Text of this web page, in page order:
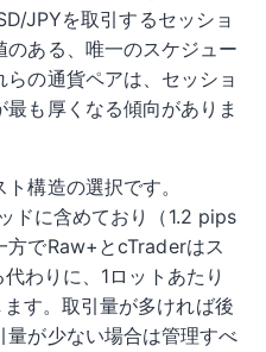
JPYを取引するセッショ
ある、唯一のスケジュー
の通貨ペアは、セッショ
も厚くなる傾向がありま
構造の選択です。
ドに含めており（1.2 pips
方でRaw+とcTraderはス
わりに、1ロットあたり
す。取引量が多ければ後
が少ない場合は管理すべ